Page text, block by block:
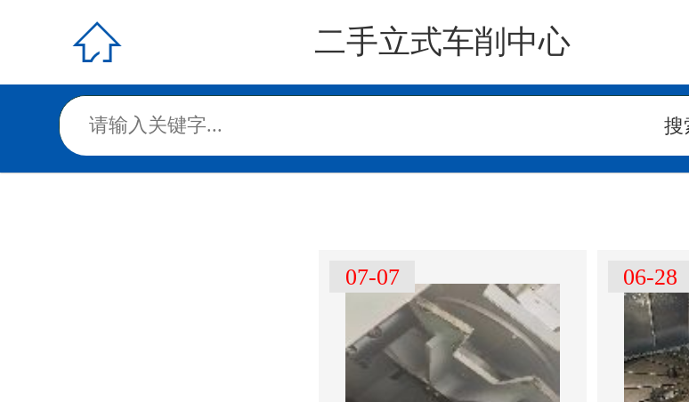
 二手立式车削中心
07-07 06-28